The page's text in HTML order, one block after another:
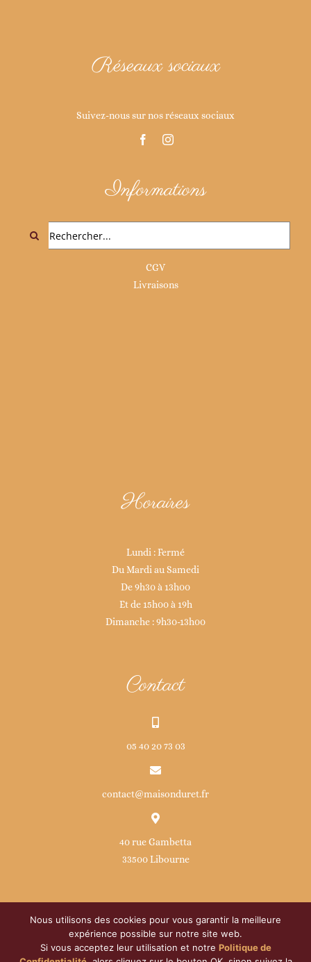
Réseaux sociaux
Suivez-nous sur nos réseaux sociaux
Informations
Rechercher:
CGV
Livraisons
Horaires
Lundi : Fermé
Du Mardi au Samedi
De 9h30 à 13h00
Et de 15h00 à 19h
Dimanche : 9h30-13h00
Contact
05 40 20 73 03
contact@maisonduret.fr
40 rue Gambetta
33500 Libourne
© Copyright2026 | Maison Duret | Développé par ATOM
Nous utilisons des cookies pour vous garantir la meilleure
expérience possible sur notre site web.
Si vous acceptez leur utilisation et notre Politique de